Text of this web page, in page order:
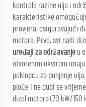
kontrole razine ulja i
karakteristike
provjera, osiguravajući
motora. Prvo, svi naši
uređaji za održavanje u
otvorenim okvirom
poklopcu za punjenje
ploče i ne gubi se
dizel motora (70 kW/